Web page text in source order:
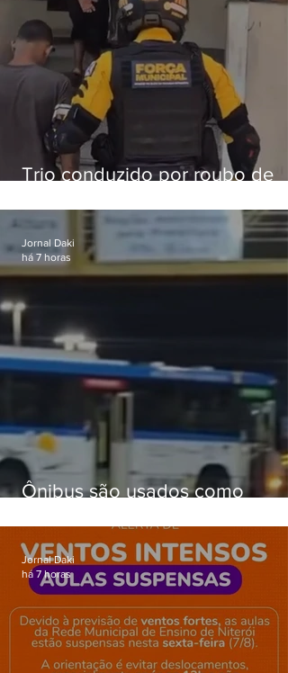
Trio conduzido por roubo de
passagens
Ônibus são usados como
Gardênia Azul
Jornal Daki
há 7 horas
Jornal Daki
há 7 horas